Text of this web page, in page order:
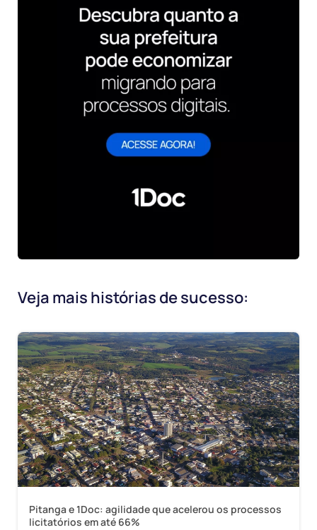
Veja mais histórias de sucesso:
Pitanga e 1Doc: agilidade que acelerou os processos
licitatórios em até 66%